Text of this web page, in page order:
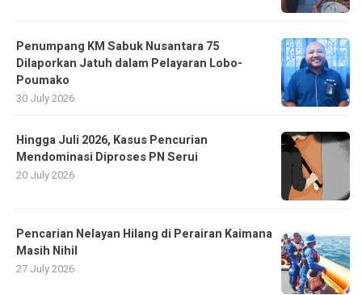
Penumpang KM Sabuk Nusantara 75
Dilaporkan Jatuh dalam Pelayaran Lobo-
Poumako
30 July 2026
Hingga Juli 2026, Kasus Pencurian
Mendominasi Diproses PN Serui
20 July 2026
Pencarian Nelayan Hilang di Perairan Kaimana
Masih Nihil
27 July 2026